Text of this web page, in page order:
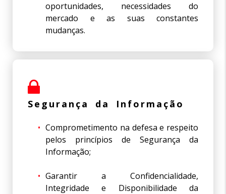
oportunidades, necessidades do
mercado e as suas constantes
mudanças.
Segurança da Informação
Comprometimento na defesa e respeito
pelos princípios de Segurança da
Informação;
Garantir a Confidencialidade,
Integridade e Disponibilidade da